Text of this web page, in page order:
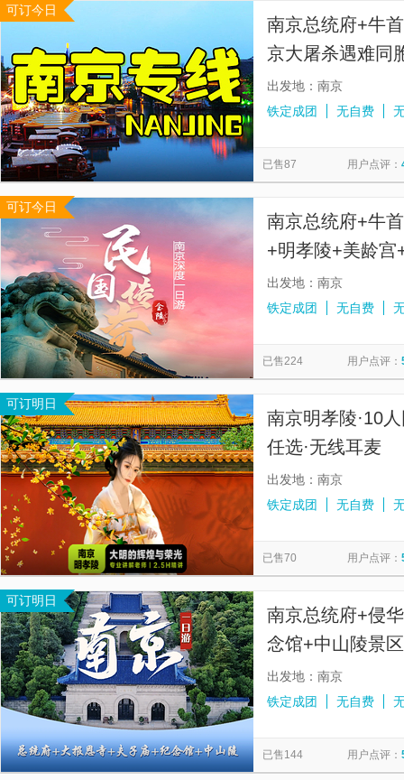
可订今日
南京总统府+牛
京大屠杀遇难同
+中山陵景区一
出发地：南京
铁定成团
无自费
已售87 用户点评：
可订今日
南京总统府+牛
+明孝陵+美龄宫
杀遇难同胞纪念
出发地：南京
铁定成团
无自费
已售224 用户点评：
可订明日
南京明孝陵·10
任选·无线耳麦
出发地：南京
铁定成团
无自费
已售70 用户点评：
可订明日
南京总统府+侵
念馆+中山陵景
含、全程大巴接
出发地：南京
铁定成团
无自费
已售144 用户点评：